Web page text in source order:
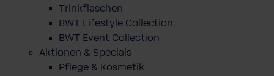
Trinkflaschen
BWT Lifestyle Collection
BWT Event Collection
Aktionen & Specials
Pflege & Kosmetik